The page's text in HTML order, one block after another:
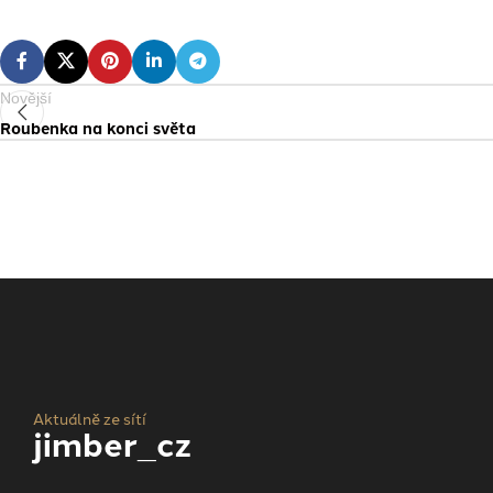
Novější
Roubenka na konci světa
Aktuálně ze sítí
jimber_cz